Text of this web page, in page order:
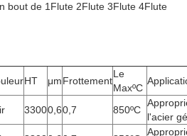
bout de 1Flute 2Flute 3Flute 4Flute
HT μmFrottement
Le
MaxºC
33000,60,7 850ºC
l'acier